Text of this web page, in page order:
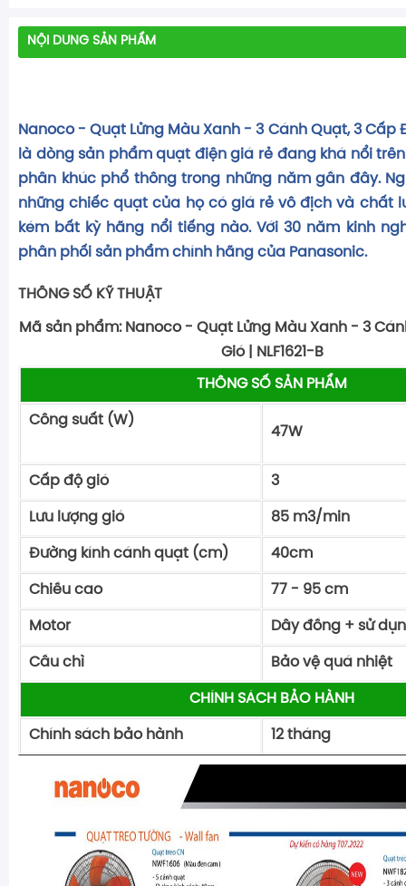
NỘI DUNG SẢN PHẨM
Nanoco - Quạt Lửng Màu Xanh - 3 Cánh Quạt, 3 Cấp
là dòng sản phẩm quạt điện giá rẻ đang khá nổi
phân khúc phổ thông trong những năm gần đây.
những chiếc quạt của họ có giá rẻ vô địch và chất
kém bất kỳ hãng nổi tiếng nào. Với 30 năm kinh
phân phối sản phẩm chính hãng của Panasonic.
THÔNG SỐ KỸ THUẬT
Mã sản phẩm: Nanoco - Quạt Lửng Màu Xanh - 3
Gió | NLF1621-B
THÔNG SỐ SẢN PHẨM
Công suất (W)
Cấp độ gió 3
Lưu lượng gió 85 m3/min
Đường kính cánh quạt (cm) 40cm
Chiều cao 77 - 95 cm
Motor Dây đồng + sử
Cầu chì Bảo vệ quá nhiệt
CHÍNH SÁCH BẢO HÀNH
Chính sách bảo hành 12 tháng